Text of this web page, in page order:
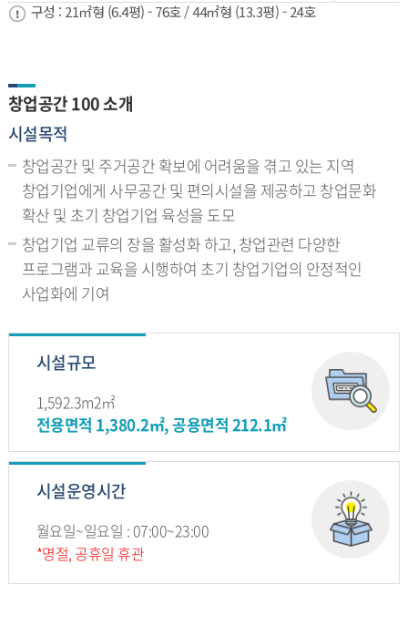
구성 : 21㎡형 (6.4평) - 76호 / 44㎡형 (13.3평) - 24호
창업공간 100 소개
시설목적
창업공간 및 주거공간 확보에 어려움을 겪고 있는 지역
창업기업에게 사무공간 및 편의시설을 제공하고 창업문화
확산 및 초기 창업기업 육성을 도모
창업기업 교류의 장을 활성화 하고, 창업관련 다양한
프로그램과 교육을 시행하여 초기 창업기업의 안정적인
사업화에 기여
시설규모
1,592.3m2㎡
전용면적 1,380.2㎡, 공용면적 212.1㎡
시설운영시간
월요일~일요일 : 07:00~23:00
*명절, 공휴일 휴관